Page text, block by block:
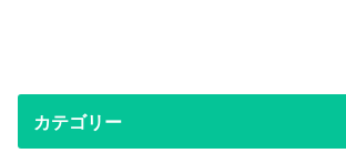
カテゴリー